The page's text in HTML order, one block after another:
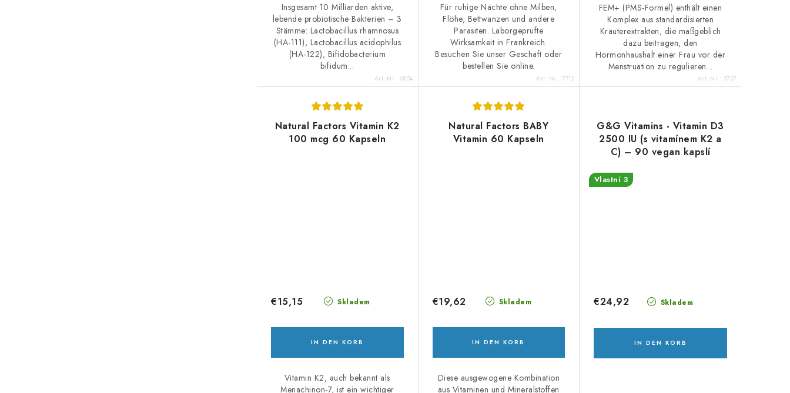
Insgesamt 10 Milliarden aktive,
lebende probiotische Bakterien – 3
Stämme: Lactobacillus rhamnosus
(HA-111), Lactobacillus acidophilus
(HA-122), Bifidobacterium
bifidum...
Art.-Nr.: 6854
Für ruhige Nächte ohne Milben,
Flöhe, Bettwanzen und andere
Parasiten. Laborgeprüfte
Wirksamkeit in Frankreich.
Besuchen Sie unser Geschäft oder
bestellen Sie online.
Art.-Nr.:7712
FEM+ (PMS-Formel) enthält einen
Komplex aus standardisierten
Kräuterextrakten, die maßgeblich
dazu beitragen, den
Hormonhaushalt einer Frau vor der
Menstruation zu regulieren...
Art.-Nr.: 5727
Natural Factors Vitamin K2
100 mcg 60 Kapseln
Skladem
€15,15
IN DEN KORB
Vitamin K2, auch bekannt als
Menachinon-7, ist ein wichtiger
Natural Factors BABY
Vitamin 60 Kapseln
Skladem
€19,62
IN DEN KORB
Diese ausgewogene Kombination
aus Vitaminen und Mineralstoffen
G&G Vitamins - Vitamin D3
2500 IU (s vitamínem K2 a
C) – 90 vegan kapslí
Vlastní 3
Skladem
€24,92
IN DEN KORB